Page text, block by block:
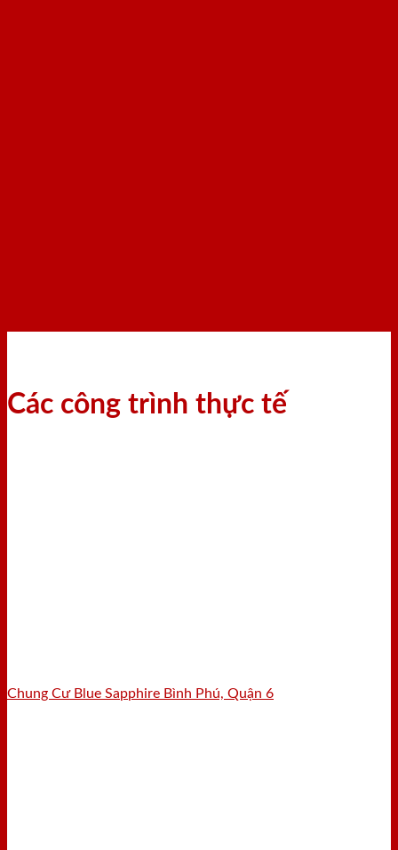
Các công trình thực tế
Chung Cư Blue Sapphire Bình Phú, Quận 6